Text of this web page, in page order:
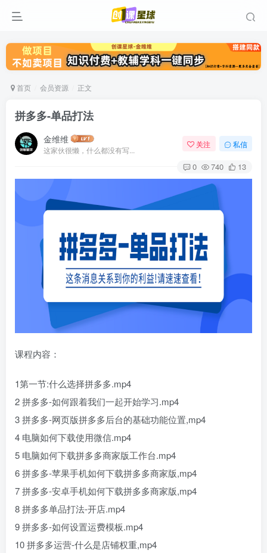
首页 会员资源 正文
拼多多-单品打法
金维维
这家伙很懒，什么都没有写...
关注 私信
0 740 13
课程内容：
1第一节:什么选择拼多多.mp4
2 拼多多-如何跟着我们一起开始学习.mp4
3 拼多多-网页版拼多多后台的基础功能位置,mp4
4 电脑如何下载使用微信.mp4
5 电脑如何下载拼多多商家版工作台.mp4
6 拼多多-苹果手机如何下载拼多多商家版,mp4
7 拼多多-安卓手机如何下载拼多多商家版,mp4
8 拼多多单品打法-开店.mp4
9 拼多多-如何设置运费模板.mp4
10 拼多多运营-什么是店铺权重,mp4